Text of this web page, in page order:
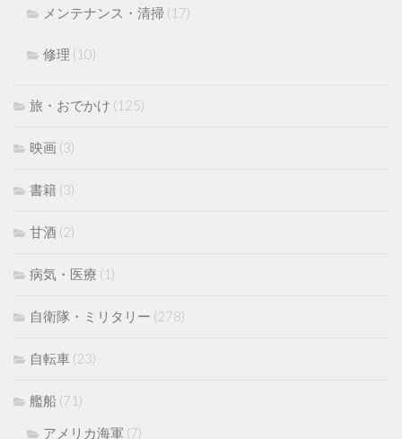
メンテナンス・清掃 (17)
修理 (10)
旅・おでかけ (125)
映画 (3)
書籍 (3)
甘酒 (2)
病気・医療 (1)
自衛隊・ミリタリー (278)
自転車 (23)
艦船 (71)
アメリカ海軍 (7)